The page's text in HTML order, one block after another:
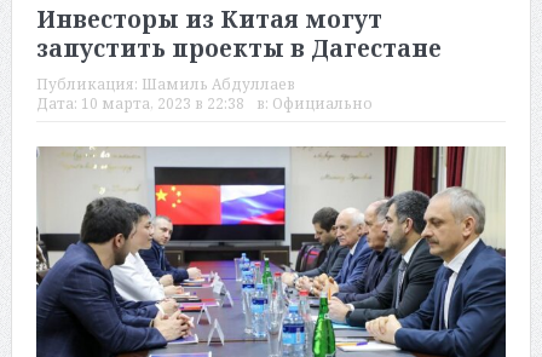
Инвесторы из Китая могут
запустить проекты в Дагестане
Публикация: Шамиль Абдуллаев
Дата: 10 марта, 2023 в 22:38 в: Официально